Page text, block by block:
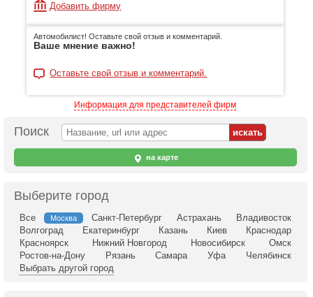
Добавить фирму
Автомобилист! Оставьте свой отзыв и комментарий.
Ваше мнение важно!
Оставьте свой отзыв и комментарий.
Информация для представителей фирм
Поиск
на карте
Выберите город
Все Москва Санкт-Петербург Астрахань
Владивосток
Волгоград
Екатеринбург Казань Киев
Краснодар
Красноярск
Нижний Новгород Новосибирск
Омск
Ростов-на-Дону
Рязань Самара Уфа
Челябинск
Выбрать другой город